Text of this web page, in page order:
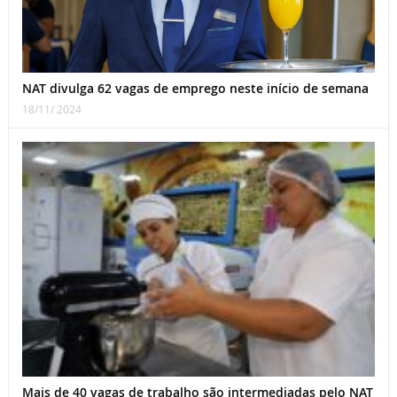
NAT divulga 62 vagas de emprego neste início de semana
18/11/ 2024
Mais de 40 vagas de trabalho são intermediadas pelo NAT